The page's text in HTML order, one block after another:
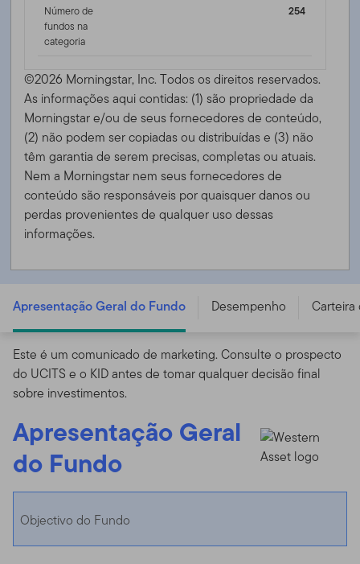
Número de
fundos na
categoria
254
©2026 Morningstar, Inc. Todos os direitos reservados.
As informações aqui contidas: (1) são propriedade da
Morningstar e/ou de seus fornecedores de conteúdo,
(2) não podem ser copiadas ou distribuídas e (3) não
têm garantia de serem precisas, completas ou atuais.
Nem a Morningstar nem seus fornecedores de
conteúdo são responsáveis ​​por quaisquer danos ou
perdas provenientes de qualquer uso dessas
informações.
USD DIS (D) - IE00B19Z7Q74
Apresentação Geral do Fundo Desempenho
Este é um comunicado de marketing. Consulte o prospecto
do UCITS e o KID antes de tomar qualquer decisão final
sobre investimentos.
Apresentação Geral
do Fundo
Objectivo do Fundo